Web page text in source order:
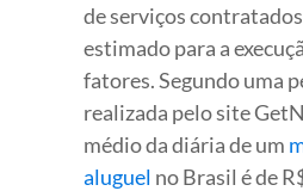
de serviços
estimado para a
fatores. Segundo uma
realizada pelo site
médio da diária de um
aluguel no Brasil é de